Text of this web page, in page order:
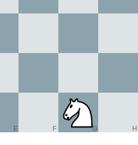
E F G H